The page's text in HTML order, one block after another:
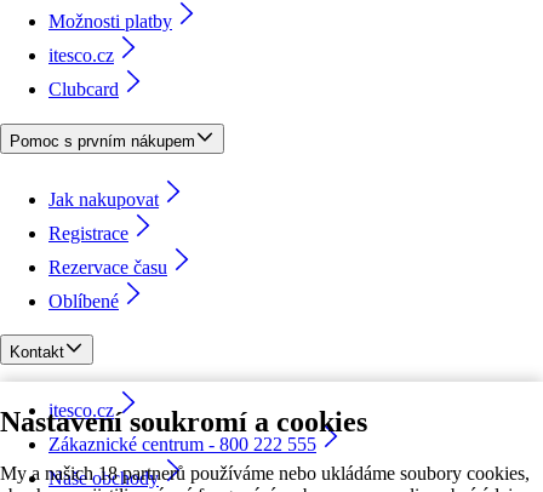
Nastavení soukromí a cookies
My a našich 18 partnerů používáme nebo ukládáme soubory cookies,
Možnosti platby
itesco.cz
Clubcard
Pomoc s prvním nákupem
Jak nakupovat
Registrace
Rezervace času
Oblíbené
Kontakt
itesco.cz
Zákaznické centrum - 800 222 555
Naše obchody